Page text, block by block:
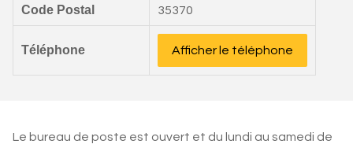
Code Postal 35370
Téléphone Afficher le téléphone
Le bureau de poste est ouvert et du lundi au samedi de